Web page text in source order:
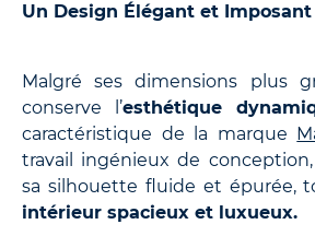
Un Design Élégant et Imposant
Malgré ses dimensions plus
conserve l’esthétique
caractéristique de la marque
travail ingénieux de
sa silhouette fluide et épurée,
intérieur spacieux et luxueux.